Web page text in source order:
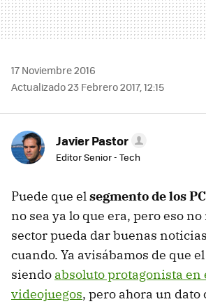
17 Noviembre 2016
Actualizado 23 Febrero 2017, 12:15
Javier Pastor
Editor Senior - Tech
Puede que elsegmento de los
no sea ya lo que era, pero eso
sector pueda dar buenas
cuando. Ya avisábamos de que
siendo absoluto protagonista en
videojuegos, pero ahora un dato